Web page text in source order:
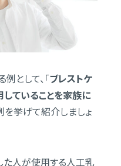
として、「ブレストケ
ていることを家族に
を挙げて紹介しましょ
人が使用する人工乳